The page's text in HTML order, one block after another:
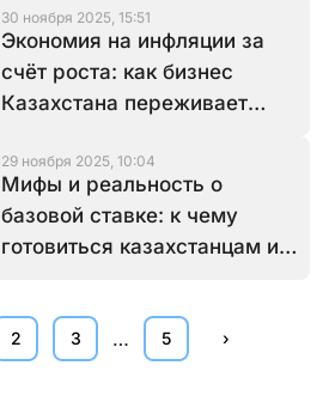
30 ноября 2025, 15:51
Экономия на инфляции за
счёт роста: как бизнес
Казахстана переживает
29 ноября 2025, 10:04
Мифы и реальность о
базовой ставке: к чему
готовиться казахстанцам и
2 3 … 5 ›